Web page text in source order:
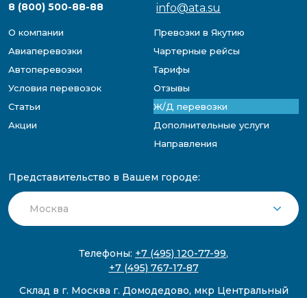
8 (800) 500-88-88 info@ata.su
О компании
Превозки в Якутию
Авиаперевозки
Чартерные рейсы
Автоперевозки
Тарифы
Условия перевозок
Отзывы
Статьи
Ж/Д перевозки
Акции
Дополнительные услуги
Направления
Представительство в Вашем городе:
Телефоны: +7 (495) 120-77-99,
+7 (495) 767-17-87
Склад в г. Москва г. Домодедово, мкр Центральный